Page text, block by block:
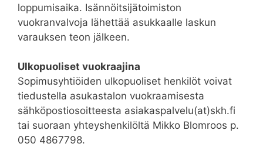
loppumisaika. Isännöitsijätoimiston
vuokranvalvoja lähettää asukkaalle laskun
varauksen teon jälkeen.
Ulkopuoliset vuokraajina
Sopimusyhtiöiden ulkopuoliset henkilöt voivat
tiedustella asukastalon vuokraamisesta
sähköpostiosoitteesta asiakaspalvelu(at)skh.fi
tai suoraan yhteyshenkilöltä Mikko Blomroos p.
050 4867798.